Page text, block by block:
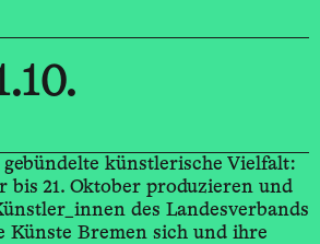
künstlerische Vielfalt:
bis 21. Oktober produzieren und
des Landesverbands
Künste Bremen sich und ihre